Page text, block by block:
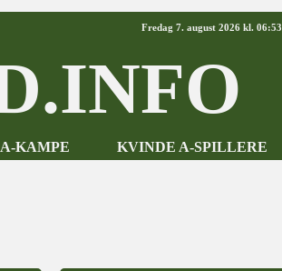
Fredag 7. august 2026 kl. 06:53
KAMPE KVINDE A-SPILLERE